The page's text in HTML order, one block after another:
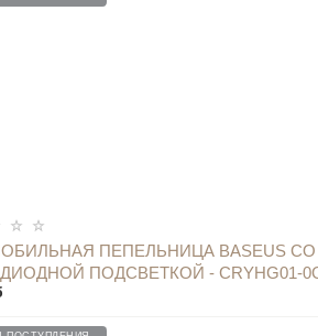
ПЕПЕЛЬНИЦА BASEUS СО
ПОДСВЕТКОЙ - CRYHG01-
ОПОВЕСТИТЬ